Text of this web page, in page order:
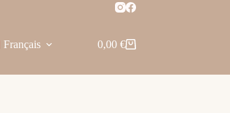
Français
Panier
0,00 €